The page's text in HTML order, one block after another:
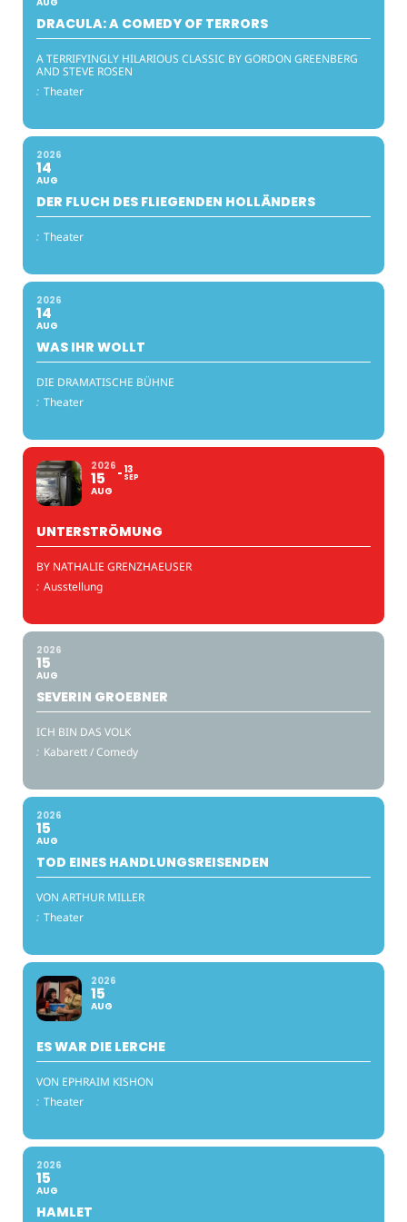
DRACULA: A COMEDY OF TERRORS
A TERRIFYINGLY HILARIOUS CLASSIC BY GORDON GREENBERG
AND STEVE ROSEN
: Theater
2026
14
AUG
DER FLUCH DES FLIEGENDEN HOLLÄNDERS
: Theater
2026
14
AUG
WAS IHR WOLLT
DIE DRAMATISCHE BÜHNE
: Theater
2026
15
AUG
13
SEP
UNTERSTRÖMUNG
BY NATHALIE GRENZHAEUSER
: Ausstellung
2026
15
AUG
SEVERIN GROEBNER
ICH BIN DAS VOLK
: Kabarett / Comedy
2026
15
AUG
TOD EINES HANDLUNGSREISENDEN
VON ARTHUR MILLER
: Theater
2026
15
AUG
ES WAR DIE LERCHE
VON EPHRAIM KISHON
: Theater
2026
15
AUG
HAMLET